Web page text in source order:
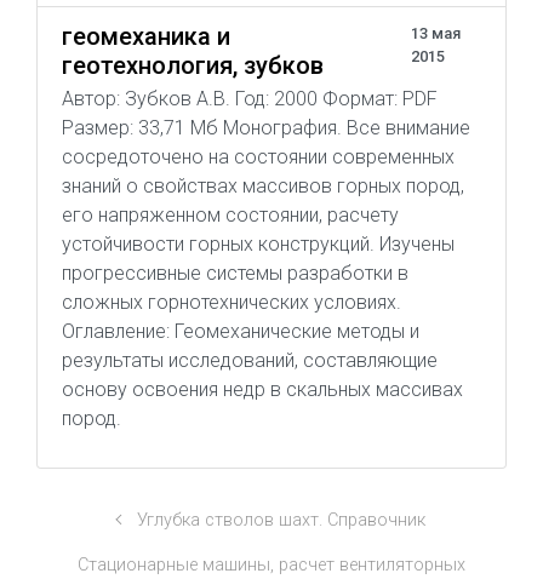
геомеханика и
геотехнология, зубков
13 мая
2015
Автор: Зубков А.В. Год: 2000 Формат: PDF
Размер: 33,71 Мб Монография. Все внимание
сосредоточено на состоянии современных
знаний о свойствах массивов горных пород,
его напряженном состоянии, расчету
устойчивости горных конструкций. Изучены
прогрессивные системы разработки в
сложных горнотехнических условиях.
Оглавление: Геомеханические методы и
результаты исследований, составляющие
основу освоения недр в скальных массивах
пород.
Углубка стволов шахт. Справочник
Стационарные машины, расчет вентиляторных